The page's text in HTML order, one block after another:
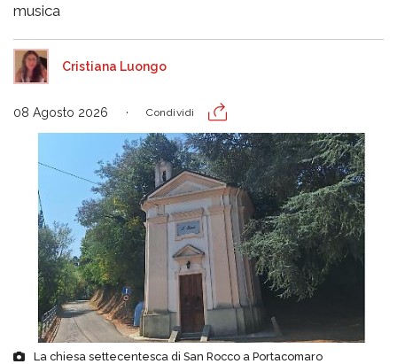
musica
Cristiana Luongo
08 Agosto 2026 Condividi
La chiesa settecentesca di San Rocco a Portacomaro